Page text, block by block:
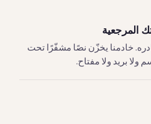
المرجعية
خادمنا يخزّن نصًا مشفّرًا تحت
بريد ولا مفتاح.